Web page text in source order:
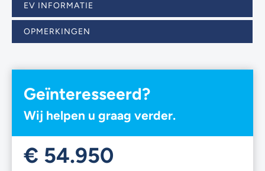
EV INFORMATIE
OPMERKINGEN
Geïnteresseerd?
Wij helpen u graag verder.
€ 54.950